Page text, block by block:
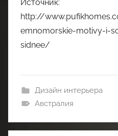
Источник:
http://
emnomorskie-motivy-i-
sidnee/
Дизайн интерьера
Австралия